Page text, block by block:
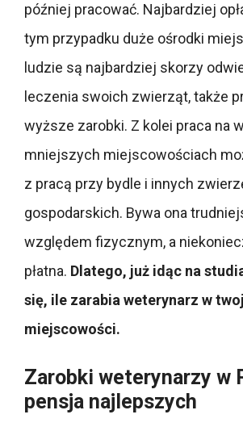
później pracować. Najbardziej
tym przypadku duże ośrodki
ludzie są najbardziej skorzy
leczenia swoich zwierząt, także
wyższe zarobki. Z kolei praca na
mniejszych miejscowościach
z pracą przy bydle i innych
gospodarskich. Bywa ona
względem fizycznym, a
płatna. Dlatego, już idąc na
się, ile zarabia weterynarz w
miejscowości.
Zarobki weterynarzy w
pensja najlepszych